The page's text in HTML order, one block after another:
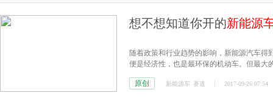
想不想知道你开的新能源
随着政策和行业趋势的影响，新能源汽车
便是经济性，也是最环保的机动车。但最大
原创
新能源车 赛道 2017-09-26 07:54